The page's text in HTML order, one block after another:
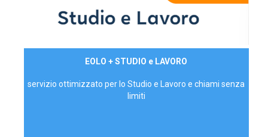
EOLO + STUDIO e LAVORO
servizio ottimizzato per lo Studio e Lavoro e chiami senza
limiti